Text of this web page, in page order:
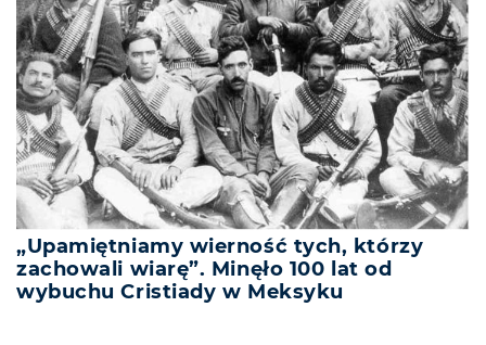
„Upamiętniamy wierność tych, którzy
zachowali wiarę”. Minęło 100 lat od
wybuchu Cristiady w Meksyku